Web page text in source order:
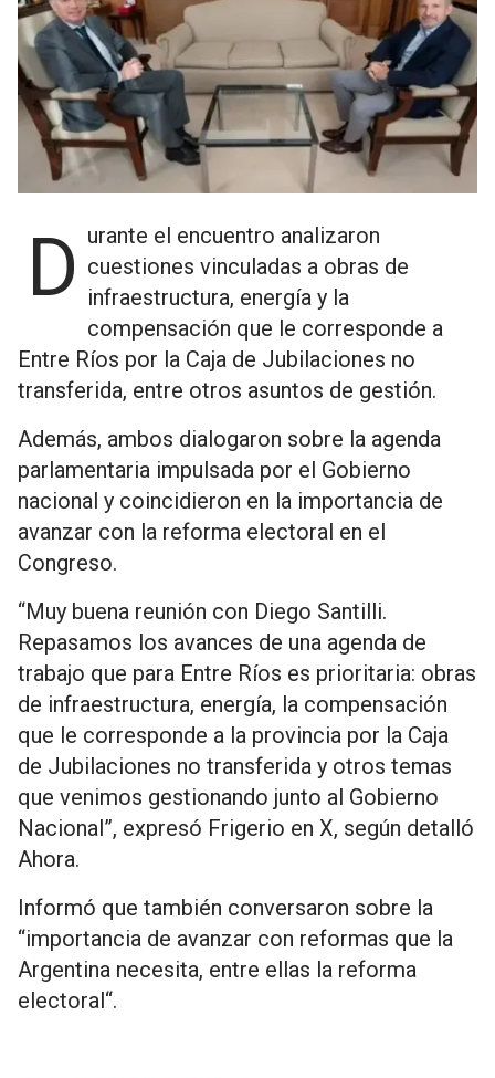
Durante el encuentro analizaron cuestiones vinculadas a obras de
infraestructura, energía y la
compensación que le corresponde a
Entre Ríos por la Caja de Jubilaciones no
transferida, entre otros asuntos de gestión.
Además, ambos dialogaron sobre la agenda
parlamentaria impulsada por el Gobierno
nacional y coincidieron en la importancia de
avanzar con la reforma electoral en el
Congreso.
“Muy buena reunión con Diego Santilli.
Repasamos los avances de una agenda de
trabajo que para Entre Ríos es prioritaria: obras
de infraestructura, energía, la compensación
que le corresponde a la provincia por la Caja
de Jubilaciones no transferida y otros temas
que venimos gestionando junto al Gobierno
Nacional”, expresó Frigerio en X, según detalló
Ahora.
Informó que también conversaron sobre la
“importancia de avanzar con reformas que la
Argentina necesita, entre ellas la reforma
electoral“.